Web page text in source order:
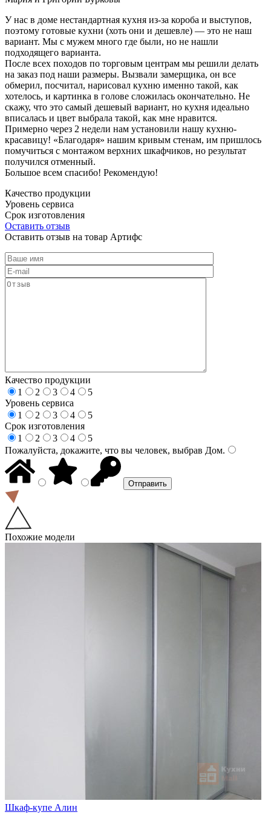
У нас в доме нестандартная кухня из-за короба и выступов,
поэтому готовые кухни (хоть они и дешевле) — это не наш
вариант. Мы с мужем много где были, но не нашли
подходящего варианта.
После всех походов по торговым центрам мы решили делать
на заказ под наши размеры. Вызвали замерщика, он все
обмерил, посчитал, нарисовал кухню именно такой, как
хотелось, и картинка в голове сложилась окончательно. Не
скажу, что это самый дешевый вариант, но кухня идеально
вписалась и цвет выбрала такой, как мне нравится.
Примерно через 2 недели нам установили нашу кухню-
красавицу! «Благодаря» нашим кривым стенам, им пришлось
помучиться с монтажом верхних шкафчиков, но результат
получился отменный.
Большое всем спасибо! Рекомендую!
Качество продукции
Уровень сервиса
Срок изготовления
Оставить отзыв
Оставить отзыв на товар Артифс
Качество продукции
1
2 3 4
5
Уровень сервиса
1
2 3 4
5
Срок изготовления
1
2 3 4
5
Пожалуйста, докажите, что вы человек, выбрав Дом.
Похожие модели
Шкаф-купе Алин